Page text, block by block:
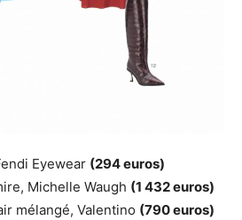
Eyewear (294 euros)
Michelle Waugh (1 432 euros)
mélangé, Valentino (790 euros)